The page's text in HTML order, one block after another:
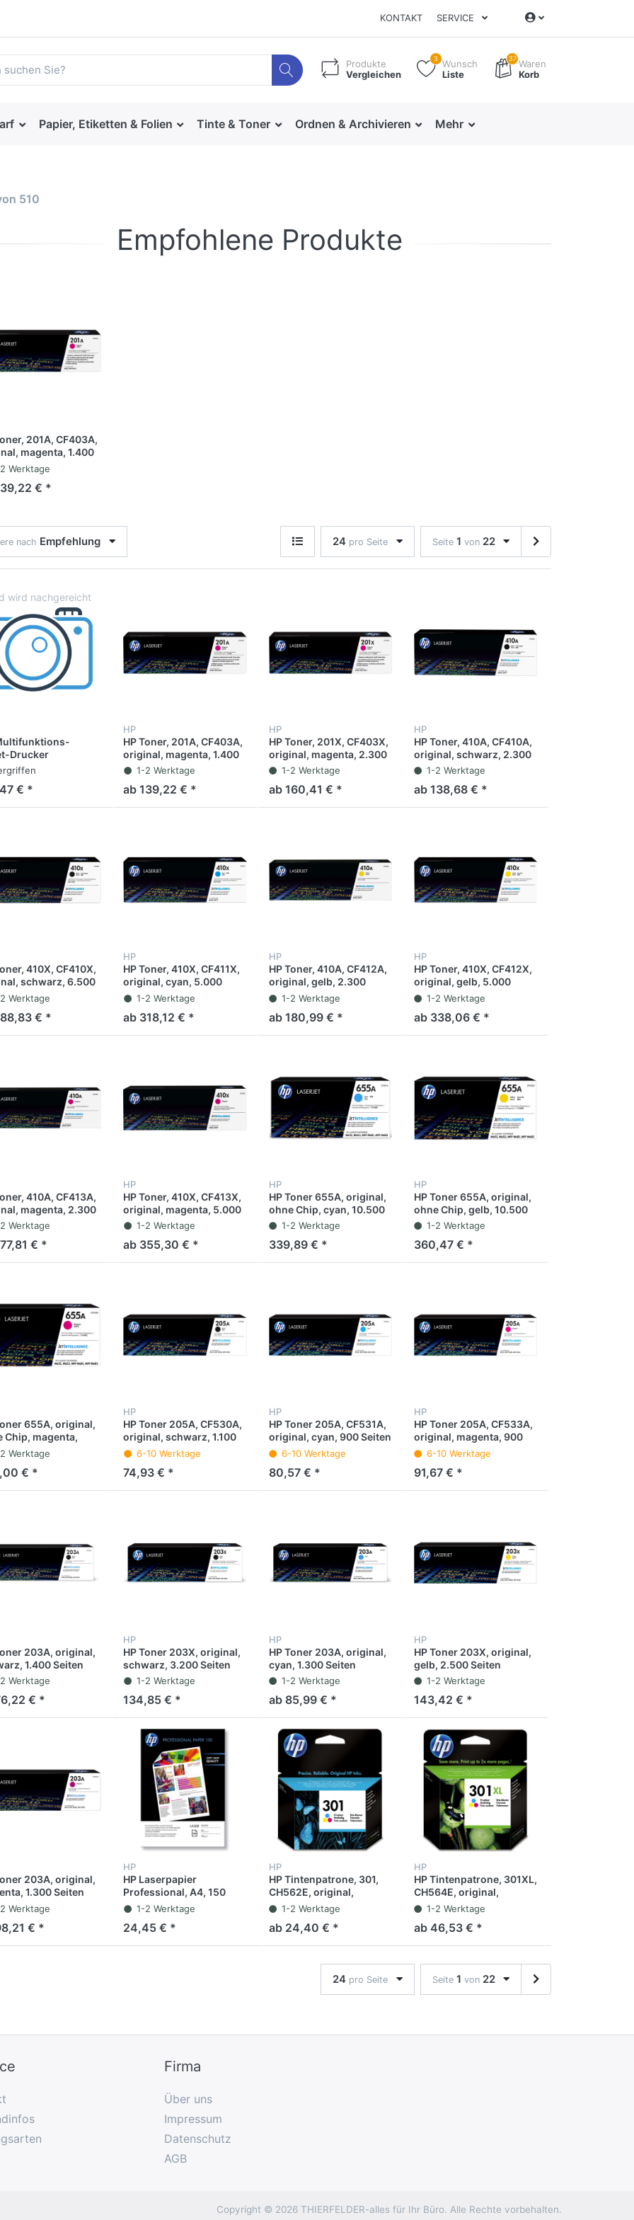
KONTAKT SERVICE
Produkte
Vergleichen
3
Wunsch
Liste
37 Waren
Korb
Papier, Etiketten & Folien Tinte & Toner Ordnen & Archivieren Mehr
510
Empfohlene Produkte
201A, CF403A,
magenta, 1.400
Werktage
€ *
nach Empfehlung 24 pro Seite Seite 1 von 22
Drucker
PRO 6960, 4
bis DIN A4, schwarz
€ *
HP
HP Toner, 201A, CF403A,
original, magenta, 1.400
Seiten
1-2 Werktage
ab 139,22 € *
HP
HP Toner, 201X, CF403X,
original, magenta, 2.300
Seiten
1-2 Werktage
ab 160,41 € *
HP
HP Toner, 410A, CF410A,
original, schwarz, 2.300
Seiten
1-2 Werktage
ab 138,68 € *
410X, CF410X,
schwarz, 6.500
Werktage
€ *
HP
HP Toner, 410X, CF411X,
original, cyan, 5.000
Seiten
1-2 Werktage
ab 318,12 € *
HP
HP Toner, 410A, CF412A,
original, gelb, 2.300
Seiten
1-2 Werktage
ab 180,99 € *
HP
HP Toner, 410X, CF412X,
original, gelb, 5.000
Seiten
1-2 Werktage
ab 338,06 € *
410A, CF413A,
magenta, 2.300
Werktage
€ *
HP
HP Toner, 410X, CF413X,
original, magenta, 5.000
Seiten
1-2 Werktage
ab 355,30 € *
HP
HP Toner 655A, original,
ohne Chip, cyan, 10.500
Seiten
1-2 Werktage
339,89 € *
HP
HP Toner 655A, original,
ohne Chip, gelb, 10.500
Seiten
1-2 Werktage
360,47 € *
655A, original,
Chip, magenta,
Seiten
Werktage
€ *
HP
HP Toner 205A, CF530A,
original, schwarz, 1.100
Seiten
6-10 Werktage
74,93 € *
HP
HP Toner 205A, CF531A,
original, cyan, 900 Seiten
6-10 Werktage
80,57 € *
HP
HP Toner 205A, CF533A,
original, magenta, 900
Seiten
6-10 Werktage
91,67 € *
203A, original,
1.400 Seiten
Werktage
€ *
HP
HP Toner 203X, original,
schwarz, 3.200 Seiten
1-2 Werktage
134,85 € *
HP
HP Toner 203A, original,
cyan, 1.300 Seiten
1-2 Werktage
ab 85,99 € *
HP
HP Toner 203X, original,
gelb, 2.500 Seiten
1-2 Werktage
143,42 € *
203A, original,
1.300 Seiten
Werktage
€ *
HP
HP Laserpapier
Professional, A4, 150
g/m², weiß, glänzend
1-2 Werktage
24,45 € *
HP
HP Tintenpatrone, 301,
CH562E, original,
3farbig, 165 Seiten
1-2 Werktage
ab 24,40 € *
HP
HP Tintenpatrone, 301XL,
CH564E, original,
3farbig, 330 Seiten
1-2 Werktage
ab 46,53 € *
24 pro Seite Seite 1 von 22
Firma
Über uns
Impressum
Datenschutz
AGB
Copyright © 2026 THIERFELDER-alles für Ihr Büro. Alle Rechte vorbehalten.